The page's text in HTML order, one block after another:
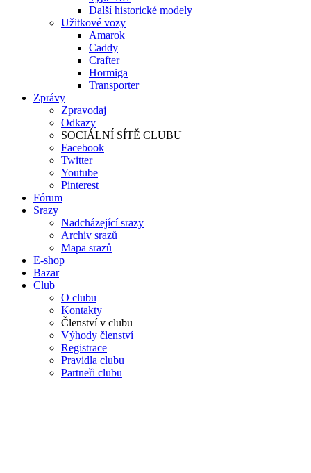
Další historické modely
Užitkové vozy
Amarok
Caddy
Crafter
Hormiga
Transporter
Zprávy
Zpravodaj
Odkazy
SOCIÁLNÍ SÍTĚ CLUBU
Facebook
Twitter
Youtube
Pinterest
Fórum
Srazy
Nadcházející srazy
Archiv srazů
Mapa srazů
E-shop
Bazar
Club
O clubu
Kontakty
Členství v clubu
Výhody členství
Registrace
Pravidla clubu
Partneři clubu